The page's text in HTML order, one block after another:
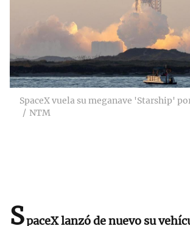
SpaceX vuela su meganave 'Starship'
NTM
SpaceX lanzó de nuevo su